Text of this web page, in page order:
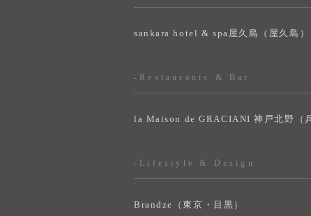
sankara hotel & spa屋久島（屋久島）
-Restaurants & Bar
la Maison de GRACIANI 神戸北野（
-Lifestyle & Design
Brandze（東京・目黒）